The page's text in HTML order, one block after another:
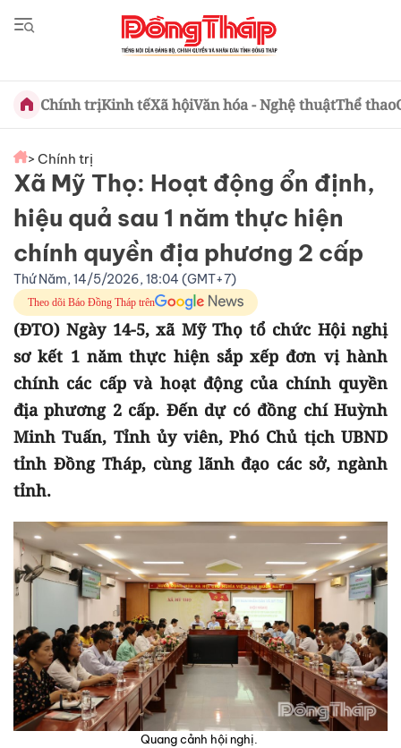
Chính trịKinh tếXã hộiVăn hóa - Nghệ thuậtThể thao
> Chính trị
Xã Mỹ Thọ: Hoạt động ổn định,
hiệu quả sau 1 năm thực hiện
chính quyền địa phương 2 cấp
Thứ Năm, 14/5/2026, 18:04 (GMT+7)
Theo dõi Báo Đồng Tháp trên
(ĐTO) Ngày 14-5, xã Mỹ Thọ tổ chức Hội nghị
sơ kết 1 năm thực hiện sắp xếp đơn vị hành
chính các cấp và hoạt động của chính quyền
địa phương 2 cấp. Đến dự có đồng chí Huỳnh
Minh Tuấn, Tỉnh ủy viên, Phó Chủ tịch UBND
tỉnh Đồng Tháp, cùng lãnh đạo các sở, ngành
tỉnh.
Quang cảnh hội nghị.